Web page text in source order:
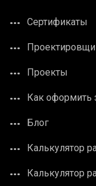
Сертификаты
Проекты
Как оформить
Блог
Калькулятор
Калькулятор